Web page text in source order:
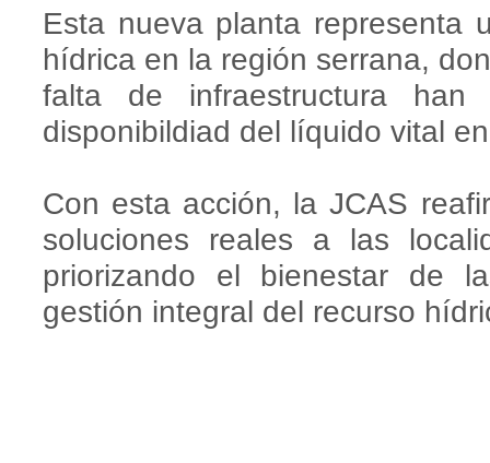
Esta nueva planta representa
hídrica en la región serrana,
falta de infraestructura han
disponibildiad del líquido vital
Con esta acción, la JCAS
soluciones reales a las
priorizando el bienestar de
gestión integral del recurso